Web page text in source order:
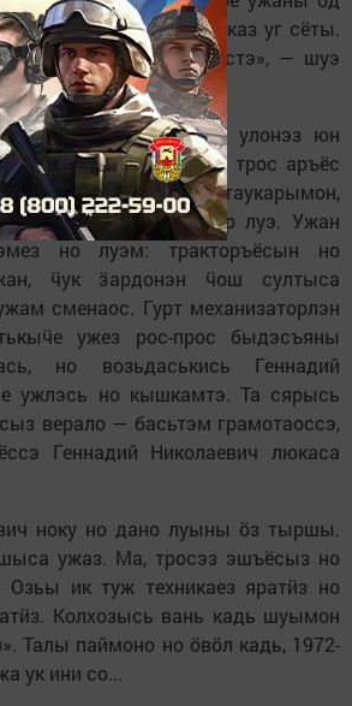
уйин-а — огпол но отказ уг сёты.
кыл но вератэк быдэстэ», — шуэ
Николаевичлэн вань улонэз юн
техникаен. Солэн трос аръёс
гажамон но таукарымон,
зэмос пример луэ. Ужан
но луэм: тракторъёсын но
ӵук ӟардонэн ӵош султыса
сменаос. Гурт механизаторлэн
ужез рос-прос быдэсъяны
но возьдаськись Геннадий
ужлэсь но кышкамтэ. Та сярысь
верало — басьтэм грамотаоссэ,
Геннадий Николаевич люкаса
ноку но дано луыны ӧз тыршы.
ужаз. Ма, тросэз эшъёсыз но
ик туж техникаез яратӥз но
Колхозысь вань кадь шуымон
Талы паймоно но ӧвӧл кадь, 1972-
ук ини со...